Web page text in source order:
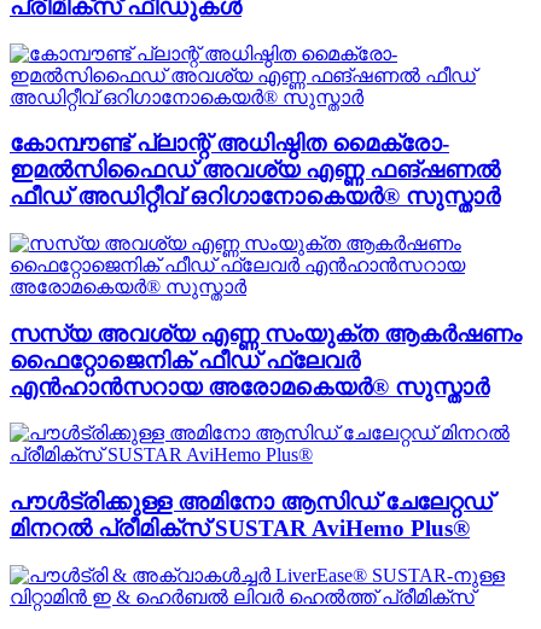
പ്രീമിക്സ് ഫീഡുകൾ
കോമ്പൗണ്ട് പ്ലാന്റ് അധിഷ്ഠിത മൈക്രോ-
ഇമൽസിഫൈഡ് അവശ്യ എണ്ണ ഫങ്ഷണൽ
ഫീഡ് അഡിറ്റീവ് ഒറിഗാനോകെയർ® സുസ്താർ
സസ്യ അവശ്യ എണ്ണ സംയുക്ത ആകർഷണം
ഫൈറ്റോജെനിക് ഫീഡ് ഫ്ലേവർ
എൻഹാൻസറായ അരോമകെയർ® സുസ്താർ
പൗൾട്രിക്കുള്ള അമിനോ ആസിഡ് ചേലേറ്റഡ്
മിനറൽ പ്രീമിക്സ് SUSTAR AviHemo Plus®